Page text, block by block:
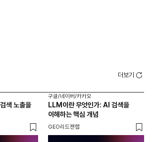
더보기
색 노출을
구글/네이버/카카오
LLM이란 무엇인가: AI 검색을
이해하는 핵심 개념
GEO리드젠랩